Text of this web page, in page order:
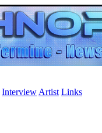
Interview Artist Links